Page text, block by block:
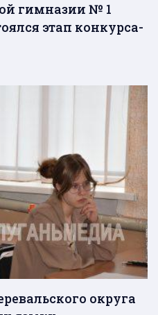
гимназии № 1
этап конкурса-
округа